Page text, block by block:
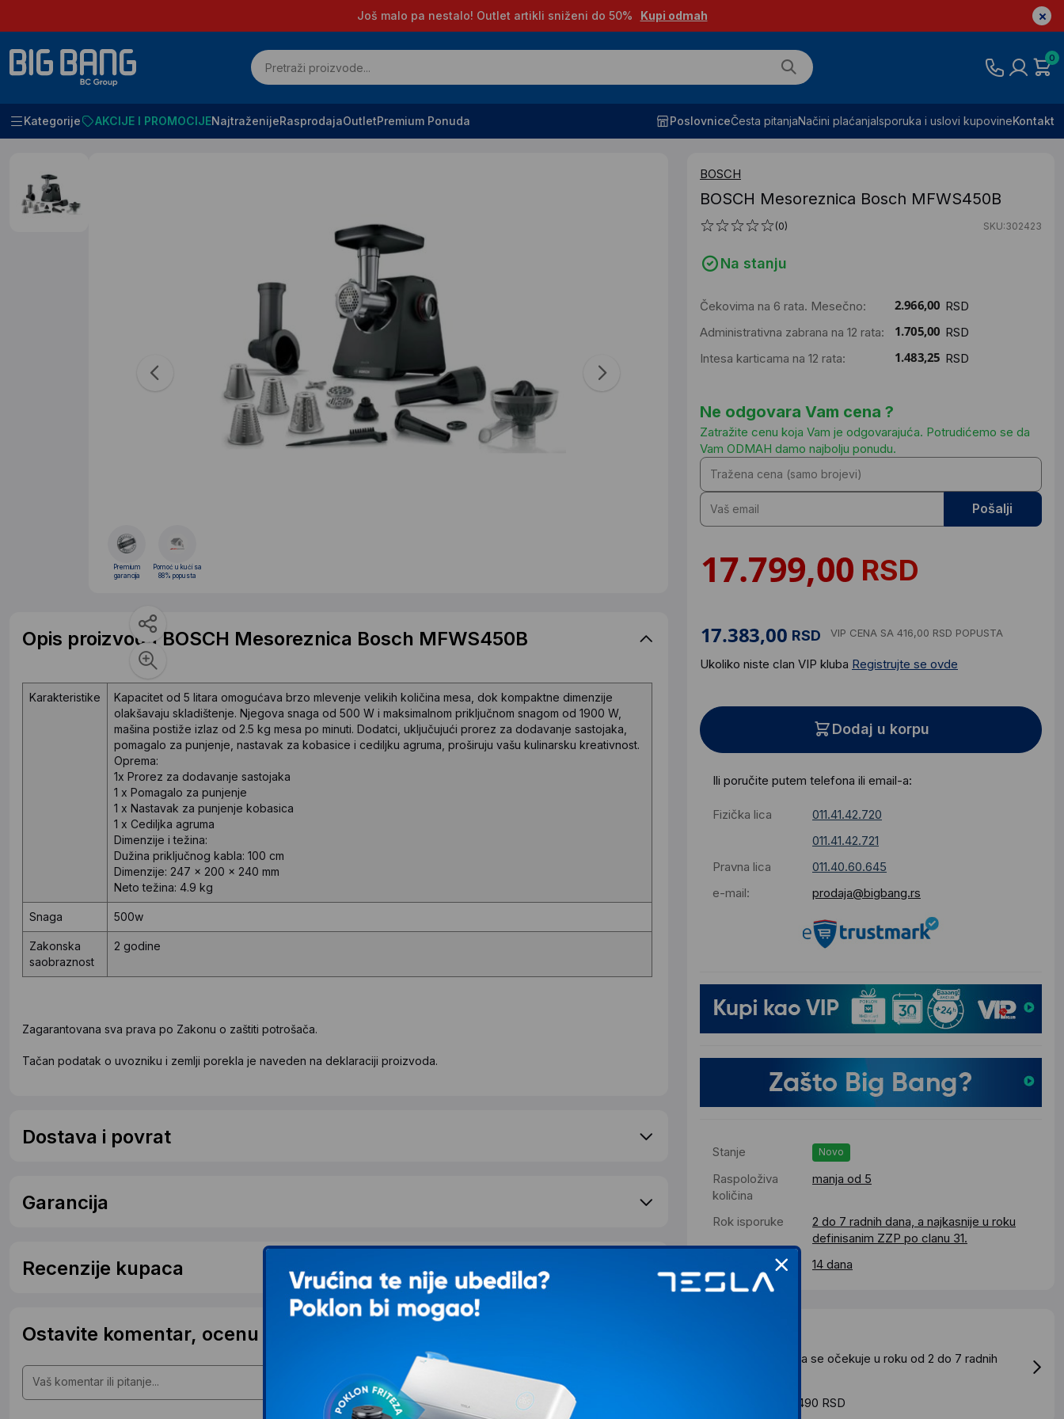
Još malo pa nestalo! Outlet artikli sniženi do 50% Kupi odmah
0
Kategorije AKCIJE I PROMOCIJENajtraženijeRasprodajaOutletPremium Ponuda PoslovniceČesta pitanjaNačini plaćanjaIsporuka i uslovi kupovineKontakt
Početna Mali kucni aparati Mesoreznice
BOSCH
BOSCH Mesoreznica Bosch MFWS450B
(0) SKU:302423
Na stanju
Čekovima na 6 rata. Mesečno:
RSD
Administrativna zabrana na 12 rata:
RSD
Intesa karticama na 12 rata:
RSD
Ne odgovara Vam cena ?
Zatražite cenu koja Vam je odgovarajuća. Potrudićemo se da
Vam ODMAH damo najbolju ponudu.
Pošalji
RSD
RSD VIP CENA SA 416,00 RSD POPUSTA
Ukoliko niste clan VIP kluba Registrujte se ovde
Dodaj u korpu
Ili poručite putem telefona ili email-a:
Fizička lica
011.41.42.720
011.41.42.721
Pravna lica
011.40.60.645
e-mail:
prodaja@bigbang.rs
Stanje Novo
Raspoloživa
količina
manja od 5
Rok isporuke
2 do 7 radnih dana, a najkasnije u roku
definisanim ZZP po clanu 31.
Pravo povrata
14 dana
Standardna dostava se očekuje u roku od 2 do 7 radnih
Troskovi dostave 490 RSD
Premium
garancija
Pomoć u kući sa
88% popusta
Opis proizvoda BOSCH Mesoreznica Bosch MFWS450B
Karakteristike
Kapacitet od 5 litara omogućava brzo mlevenje velikih količina mesa, dok kompaktne dimenzije
olakšavaju skladištenje. Njegova snaga od 500 W i maksimalnom priključnom snagom od 1900 W,
mašina postiže izlaz od 2.5 kg mesa po minuti. Dodatci, uključujući prorez za dodavanje sastojaka,
pomagalo za punjenje, nastavak za kobasice i cediljku agruma, proširuju vašu kulinarsku kreativnost.
Oprema:
1x Prorez za dodavanje sastojaka
1 x Pomagalo za punjenje
1 x Nastavak za punjenje kobasica
1 x Cediljka agruma
Dimenzije i težina:
Dužina priključnog kabla: 100 cm
Dimenzije: 247 x 200 x 240 mm
Neto težina: 4.9 kg
Snaga 500w
Zakonska
saobraznost
2 godine
Zagarantovana sva prava po Zakonu o zaštiti potrošača.
Tačan podatak o uvozniku i zemlji porekla je naveden na deklaraciji proizvoda.
Dostava i povrat
Garancija
Recenzije kupaca
Ostavite komentar, ocenu ili postavite pitanje